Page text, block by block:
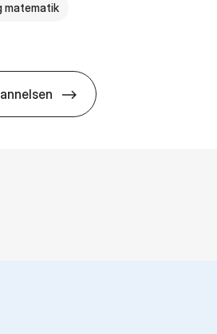
matematik
HA i mar­keds- og kul­tu­r­a­na­ly­se